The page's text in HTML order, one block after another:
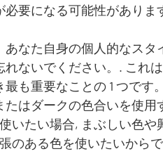
必要になる可能性があり
あなた自身の個人的なス
れないでください。. これ
も重要なことの 1 つです
たはダークの色合いを使用
いたい場合, まぶしい色
のある色を使いたいから